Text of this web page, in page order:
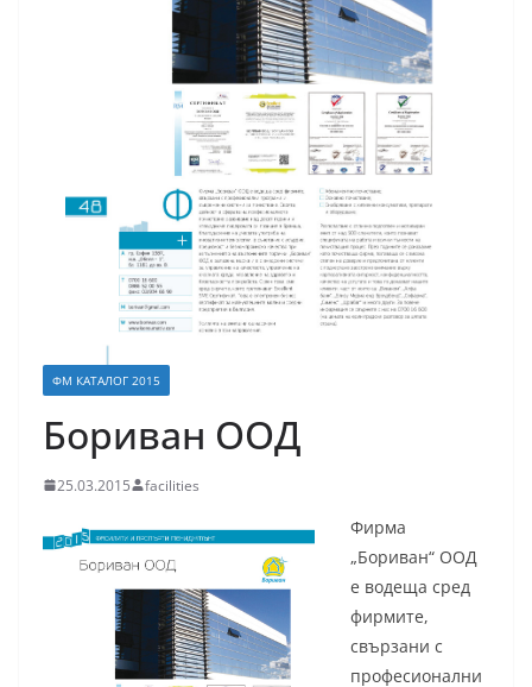
ФМ КАТАЛОГ 2015
Бориван ООД
25.03.2015 facilities
Фирма
„Бориван“ ООД
е водеща сред
фирмите,
свързани с
професионални